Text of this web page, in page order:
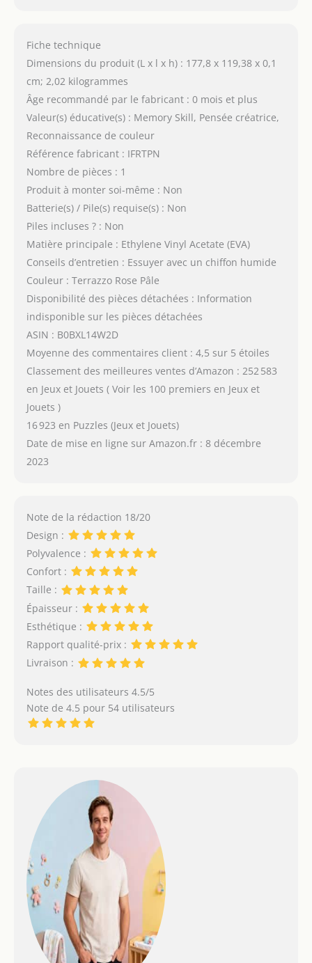
Fiche technique
Dimensions du produit (L x l x h) : 177,8 x 119,38 x 0,1
cm; 2,02 kilogrammes
Âge recommandé par le fabricant : 0 mois et plus
Valeur(s) éducative(s) : Memory Skill, Pensée créatrice,
Reconnaissance de couleur
Référence fabricant : IFRTPN
Nombre de pièces : 1
Produit à monter soi-même : Non
Batterie(s) / Pile(s) requise(s) : Non
Piles incluses ? : Non
Matière principale : Ethylene Vinyl Acetate (EVA)
Conseils d’entretien : Essuyer avec un chiffon humide
Couleur : Terrazzo Rose Pâle
Disponibilité des pièces détachées : Information
indisponible sur les pièces détachées
ASIN : B0BXL14W2D
Moyenne des commentaires client : 4,5 sur 5 étoiles
Classement des meilleures ventes d’Amazon : 252 583
en Jeux et Jouets ( Voir les 100 premiers en Jeux et
Jouets )
16 923 en Puzzles (Jeux et Jouets)
Date de mise en ligne sur Amazon.fr : 8 décembre
2023
Note de la rédaction 18/20
Design :
Polyvalence :
Confort :
Taille :
Épaisseur :
Esthétique :
Rapport qualité-prix :
Livraison :
Notes des utilisateurs 4.5/5
Note de 4.5 pour 54 utilisateurs